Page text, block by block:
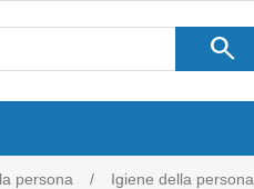
search
persona / Igiene della persona